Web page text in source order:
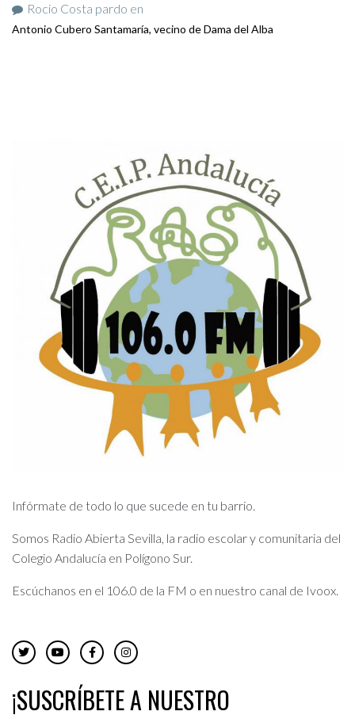
Rocio Costa pardo en
Antonio Cubero Santamaría, vecino de Dama del Alba
Infórmate de todo lo que sucede en tu barrio.
Somos Radio Abierta Sevilla, la radio escolar y comunitaria del
Colegio Andalucía en Polígono Sur.
Escúchanos en el 106.0 de la FM o en nuestro canal de Ivoox.
¡SUSCRÍBETE A NUESTRO